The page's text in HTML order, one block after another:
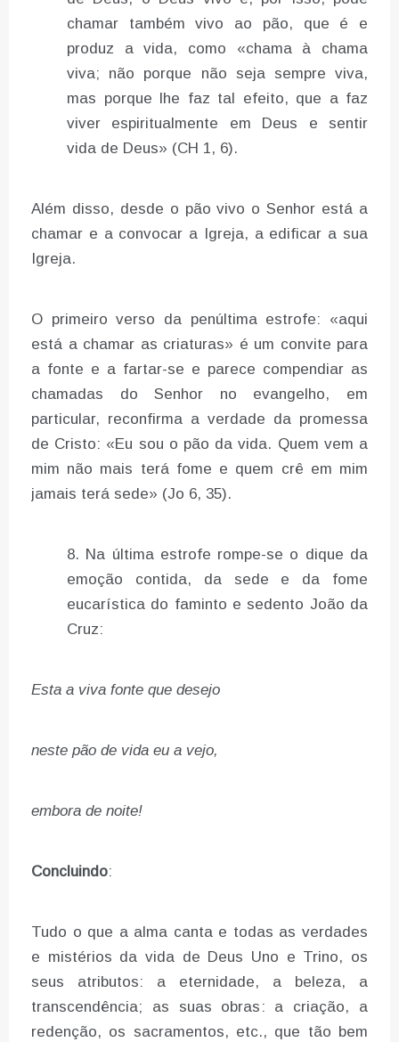
chamar também vivo ao pão, que é e
produz a vida, como «chama à chama
viva; não porque não seja sempre viva,
mas porque lhe faz tal efeito, que a faz
viver espiritualmente em Deus e sentir
vida de Deus» (CH 1, 6).
Além disso, desde o pão vivo o Senhor está a
chamar e a convocar a Igreja, a edificar a sua
Igreja.
O primeiro verso da penúltima estrofe: «aqui
está a chamar as criaturas» é um convite para
a fonte e a fartar-se e parece compendiar as
chamadas do Senhor no evangelho, em
particular, reconfirma a verdade da promessa
de Cristo: «Eu sou o pão da vida. Quem vem a
mim não mais terá fome e quem crê em mim
jamais terá sede» (Jo 6, 35).
Na última estrofe rompe-se o dique da
emoção contida, da sede e da fome
eucarística do faminto e sedento João da
Cruz:
Esta a viva fonte que desejo
neste pão de vida eu a vejo,
embora de noite!
Concluindo:
Tudo o que a alma canta e todas as verdades
e mistérios da vida de Deus Uno e Trino, os
seus atributos: a eternidade, a beleza, a
transcendência; as suas obras: a criação, a
redenção, os sacramentos, etc., que tão bem